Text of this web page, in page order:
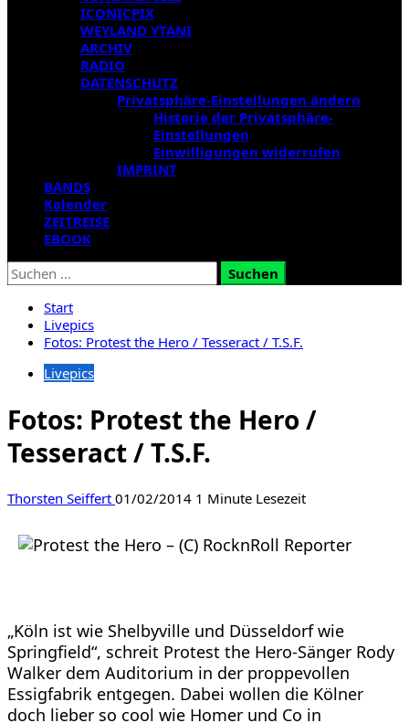
ICONICPIX
WEYLAND YTANI
ARCHIV
RADIO
DATENSCHUTZ
Privatsphäre-Einstellungen ändern
Historie der Privatsphäre-
Einstellungen
Einwilligungen widerrufen
IMPRINT
BANDS
Kalender
ZEITREISE
EBOOK
Suchen
nach:
Start
Livepics
Fotos: Protest the Hero / Tesseract / T.S.F.
Livepics
Fotos: Protest the Hero /
Tesseract / T.S.F.
Thorsten Seiffert 01/02/2014 1 Minute Lesezeit
„Köln ist wie Shelbyville und Düsseldorf wie
Springfield“, schreit Protest the Hero-Sänger Rody
Walker dem Auditorium in der proppevollen
Essigfabrik entgegen. Dabei wollen die Kölner
doch lieber so cool wie Homer und Co in